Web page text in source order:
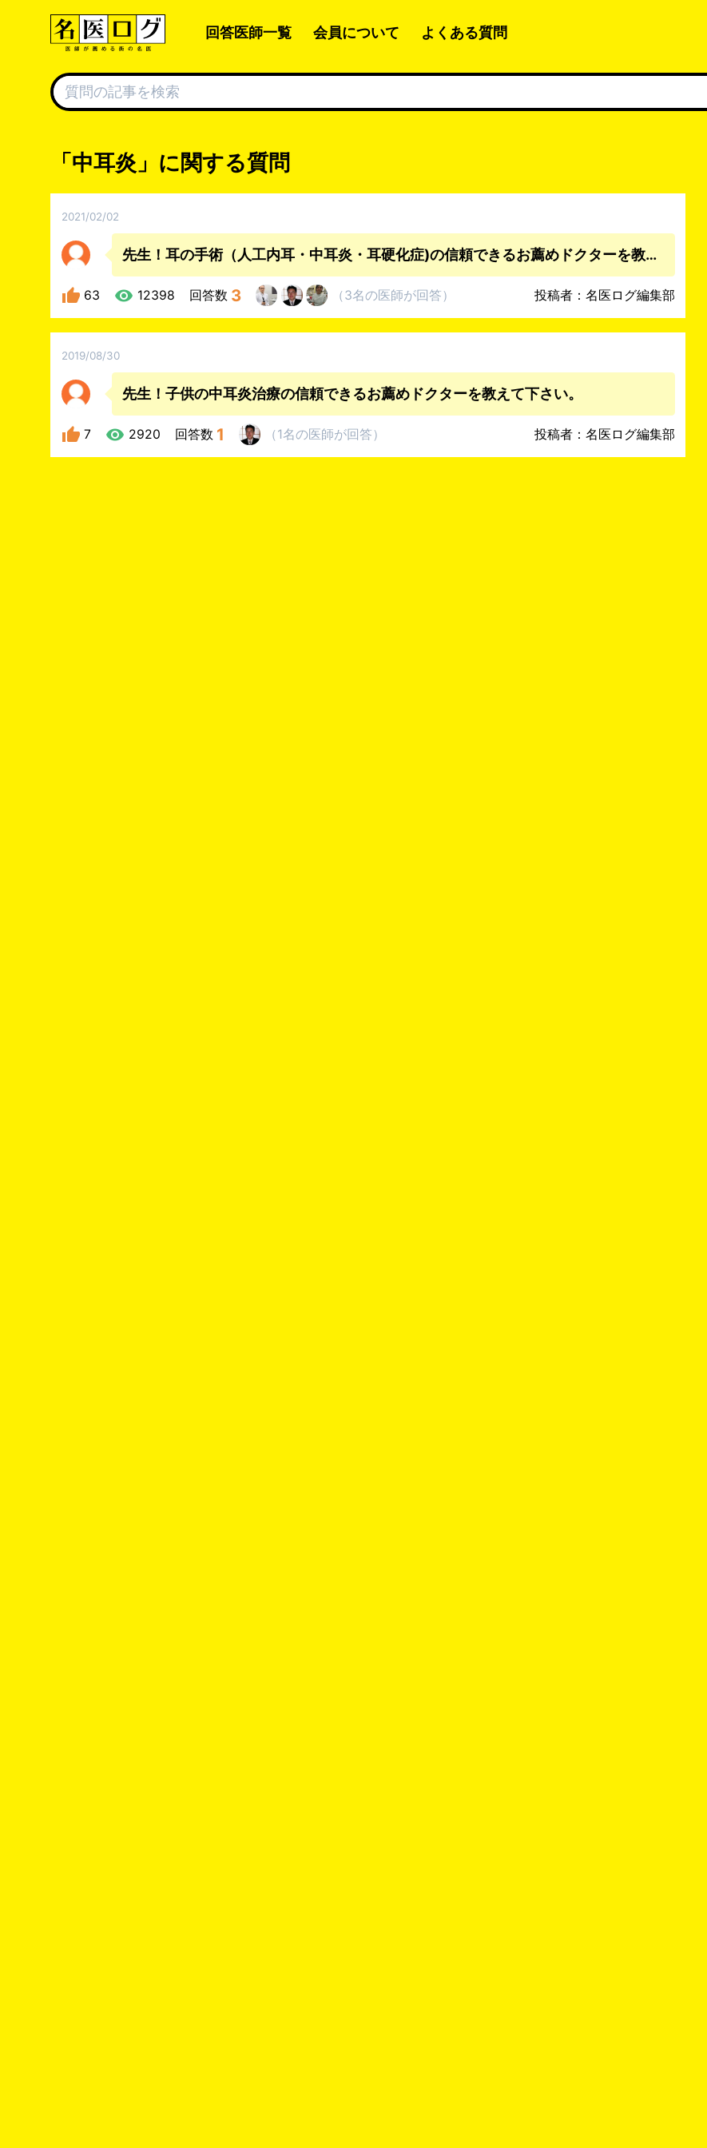
回答医師一覧 会員について よくある質問
「中耳炎」に関する質問
2021/02/02
先生！耳の手術（人工内耳・中耳炎・耳硬化症)の信頼できるお薦めドクターを教えて下さい。
投稿者：名医ログ編集部
63 12398 回答数 3 （3名の医師が回答）
2019/08/30
先生！子供の中耳炎治療の信頼できるお薦めドクターを教えて下さい。
投稿者：名医ログ編集部
7 2920 回答数 1 （1名の医師が回答）